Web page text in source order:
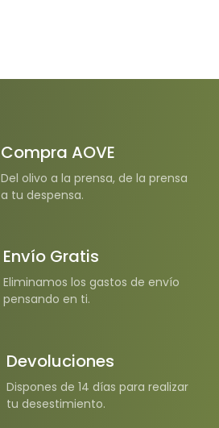
Compra AOVE
Del olivo a la prensa, de la prensa
a tu despensa.
Envío Gratis
Eliminamos los gastos de envío
pensando en ti.
Devoluciones
Dispones de 14 días para realizar
tu desestimiento.